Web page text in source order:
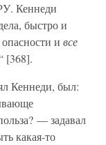
Кеннеди
быстро и
и все
[368].
Кеннеди, был:
— задавал
какая-то